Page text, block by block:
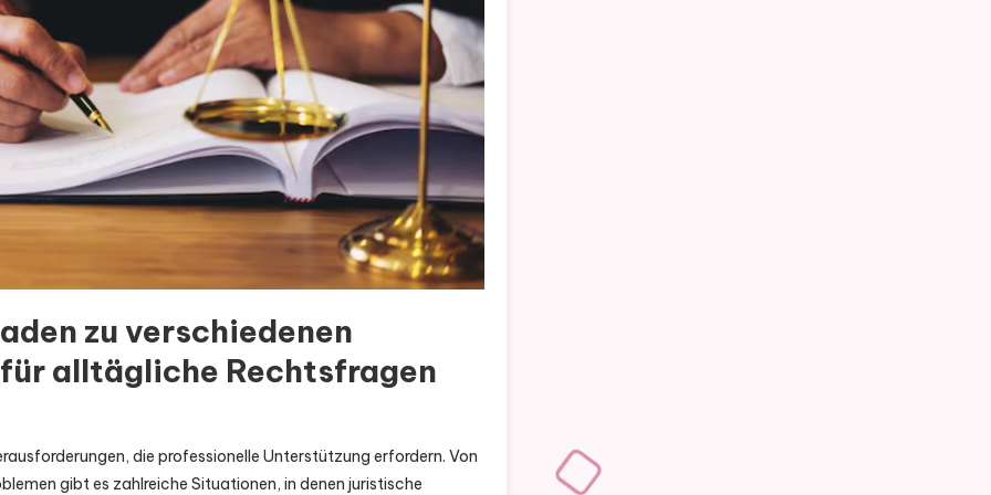
zu verschiedenen
alltägliche Rechtsfragen
die professionelle Unterstützung erfordern. Von
gibt es zahlreiche Situationen, in denen juristische